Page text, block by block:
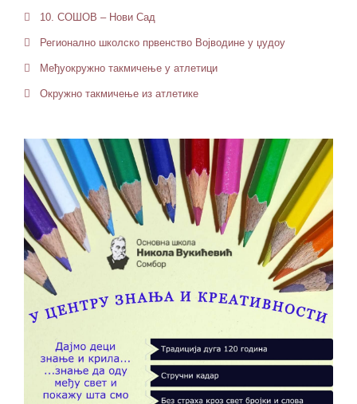
10. СОШОВ – Нови Сад
Регионално школско првенство Војводине у џудоу
Међуокружно такмичење у атлетици
Окружно такмичење из атлетике